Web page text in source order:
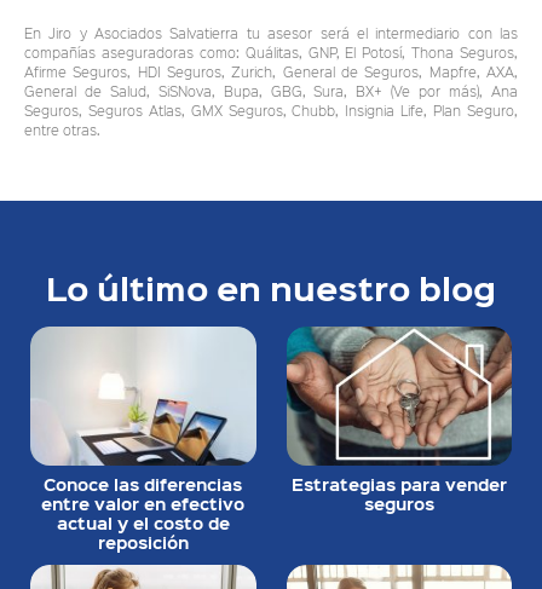
En Jiro y Asociados Salvatierra tu asesor será el intermediario con las
compañías aseguradoras como: Quálitas, GNP, El Potosí, Thona Seguros,
Afirme Seguros, HDI Seguros, Zurich, General de Seguros, Mapfre, AXA,
General de Salud, SiSNova, Bupa, GBG, Sura, BX+ (Ve por más), Ana
Seguros, Seguros Atlas, GMX Seguros, Chubb, Insignia Life, Plan Seguro,
entre otras.
Lo último en nuestro blog
Conoce las diferencias
entre valor en efectivo
actual y el costo de
reposición
Estrategias para vender
seguros